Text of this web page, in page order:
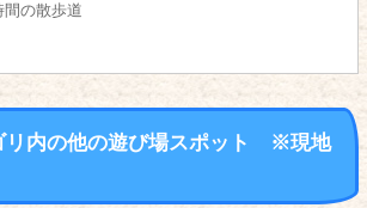
間の散歩道
リ内の他の遊び場スポット ※現地